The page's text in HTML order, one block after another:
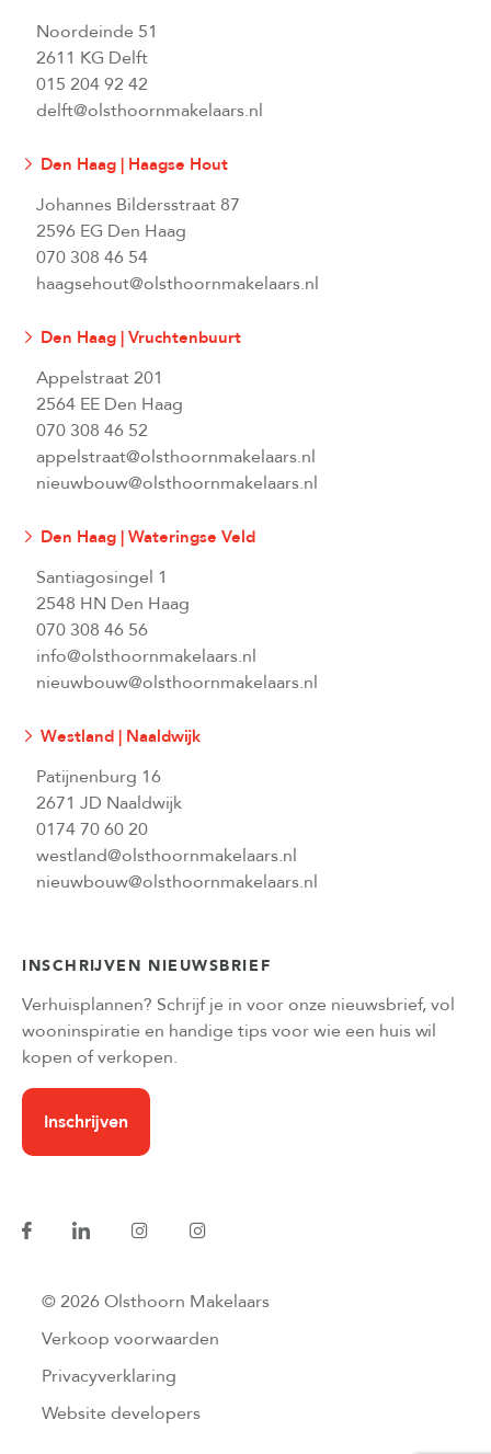
Noordeinde 51
2611 KG Delft
015 204 92 42
delft@olsthoornmakelaars.nl
Den Haag | Haagse Hout
Johannes Bildersstraat 87
2596 EG Den Haag
070 308 46 54
haagsehout@olsthoornmakelaars.nl
Den Haag | Vruchtenbuurt
Appelstraat 201
2564 EE Den Haag
070 308 46 52
appelstraat@olsthoornmakelaars.nl
nieuwbouw@olsthoornmakelaars.nl
Den Haag | Wateringse Veld
Santiagosingel 1
2548 HN Den Haag
070 308 46 56
info@olsthoornmakelaars.nl
nieuwbouw@olsthoornmakelaars.nl
Westland | Naaldwijk
Patijnenburg 16
2671 JD Naaldwijk
0174 70 60 20
westland@olsthoornmakelaars.nl
nieuwbouw@olsthoornmakelaars.nl
INSCHRIJVEN NIEUWSBRIEF
Verhuisplannen? Schrijf je in voor onze nieuwsbrief, vol
wooninspiratie en handige tips voor wie een huis wil
kopen of verkopen.
Inschrijven
© 2026 Olsthoorn Makelaars
Verkoop voorwaarden
Privacyverklaring
Website developers